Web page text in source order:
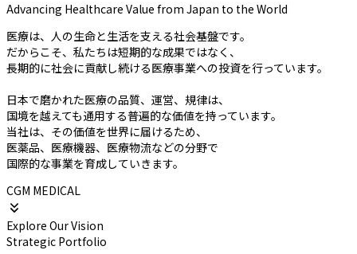
Advancing Healthcare Value from Japan to the World
医療は、人の生命と生活を支える社会基盤です。
だからこそ、私たちは短期的な成果ではなく、
長期的に社会に貢献し続ける医療事業への投資を行っています。
日本で磨かれた医療の品質、運営、規律は、
国境を越えても通用する普遍的な価値を持っています。
当社は、その価値を世界に届けるため、
医薬品、医療機器、医療物流などの分野で
国際的な事業を育成していきます。
CGM MEDICAL
Explore Our Vision
Strategic Portfolio